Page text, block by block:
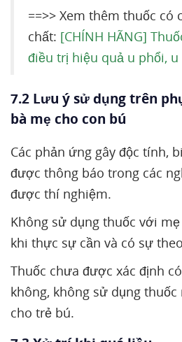
==>> Xem thêm thuốc có
chất: [CHÍNH HÃNG]
điều trị hiệu quả u phổi, u
7.2 Lưu ý sử dụng trên
bà mẹ cho con bú
Các phản ứng gây độc tính,
được thông báo trong các
được thí nghiệm.
Không sử dụng thuốc với
khi thực sự cần và có sự
Thuốc chưa được xác định
không, không sử dụng thuốc
cho trẻ bú.